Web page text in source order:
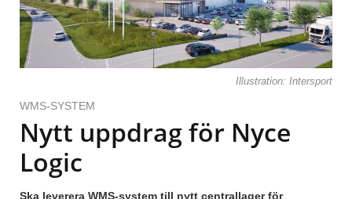
Illustration: Intersport
WMS-SYSTEM
Nytt uppdrag för Nyce
Logic
Ska leverera WMS-system till nytt centrallager för